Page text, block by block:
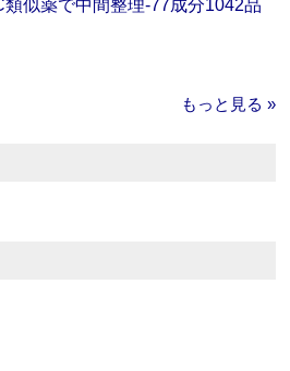
類似薬で中間整理‐77成分1042品
もっと見る »